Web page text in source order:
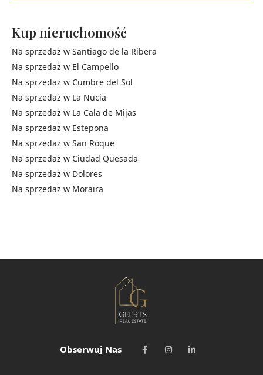
Kup nieruchomość
Na sprzedaż w Santiago de la Ribera
Na sprzedaż w El Campello
Na sprzedaż w Cumbre del Sol
Na sprzedaż w La Nucia
Na sprzedaż w La Cala de Mijas
Na sprzedaż w Estepona
Na sprzedaż w San Roque
Na sprzedaż w Ciudad Quesada
Na sprzedaż w Dolores
Na sprzedaż w Moraira
Obserwuj Nas